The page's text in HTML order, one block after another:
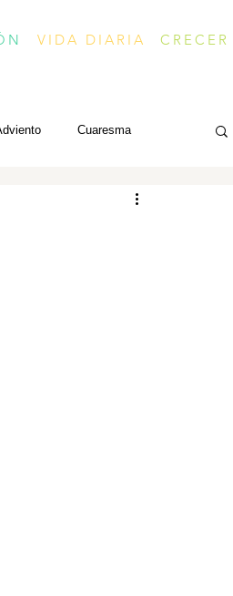
VIDA DIARIA CRECER
Cuaresma